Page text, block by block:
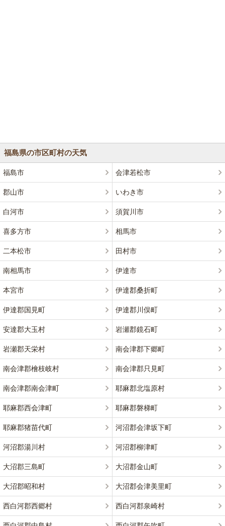
福島県の市区町村の天気
福島市 会津若松市
郡山市 いわき市
白河市 須賀川市
喜多方市 相馬市
二本松市 田村市
南相馬市 伊達市
本宮市 伊達郡桑折町
伊達郡国見町 伊達郡川俣町
安達郡大玉村 岩瀬郡鏡石町
岩瀬郡天栄村 南会津郡下郷町
南会津郡檜枝岐村 南会津郡只見町
南会津郡南会津町 耶麻郡北塩原村
耶麻郡西会津町 耶麻郡磐梯町
耶麻郡猪苗代町 河沼郡会津坂下町
河沼郡湯川村 河沼郡柳津町
大沼郡三島町 大沼郡金山町
大沼郡昭和村 大沼郡会津美里町
西白河郡西郷村 西白河郡泉崎村